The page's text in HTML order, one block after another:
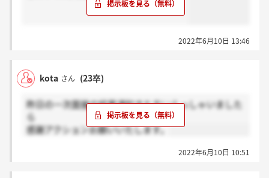
2022年6月10日 13:46
kota さん (23卒)
昨日の一次面接の結果通知きた方いらっしゃいました
ら
感謝アクションお願いいたします。
2022年6月10日 10:51